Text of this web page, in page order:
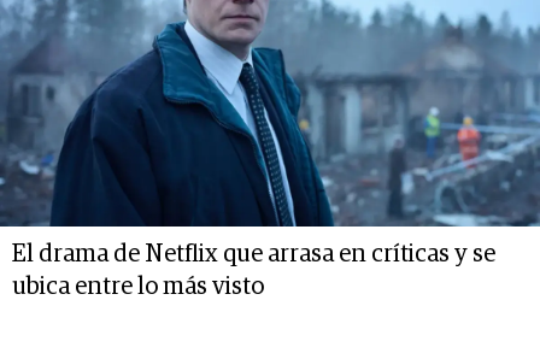
El drama de Netflix que arrasa en críticas y se
ubica entre lo más visto